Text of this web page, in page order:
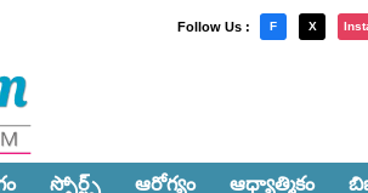
Follow Us : F X
స్పోర్ట్స్‌ ఆరోగ్యం ఆధ్యాత్మికం